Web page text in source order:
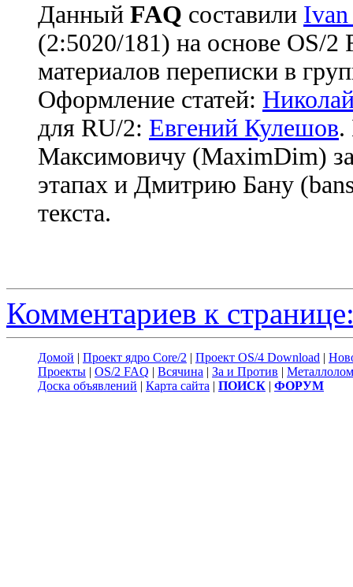
Данный FAQ cоставили
(2:5020/181) на основе OS/
материалов переписки в
Оформление статей:
для RU/2: Евгений Кулешов.
Максимовичу (MaximDim)
этапах и Дмитрию Бану
текста.
Комментариев к
Домой | Проект ядро Core/2 | Проект OS/4 Download |
Проекты | OS/2 FAQ | Всячина | За и Против | Металлолом
Доска объявлений | Карта сайта | ПОИСК | ФОРУМ